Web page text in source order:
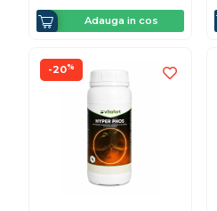
Adauga in cos
-20%